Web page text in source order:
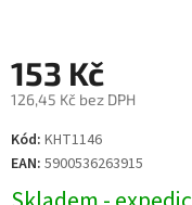
153 Kč
126,45 Kč bez DPH
Měrná
cena:
Kód: KHT1146
EAN: 5900536263915